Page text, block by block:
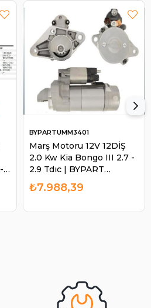
Marş Motoru 12V 12DİŞ
2.0 Kw Kia Bongo III 2.7 -
2.9 Tdıc | BYPART
UMM3401
BYPARTUMM3401
₺7.988,39